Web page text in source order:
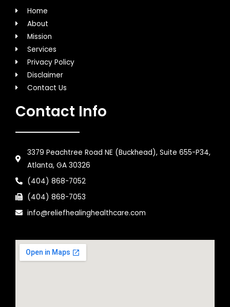
Home
About
Mission
Services
Privacy Policy
Disclaimer
Contact Us
Contact Info
3379 Peachtree Road NE (Buckhead), Suite 655-P34,
Atlanta, GA 30326
(404) 868-7052
(404) 868-7053
info@reliefhealinghealthcare.com